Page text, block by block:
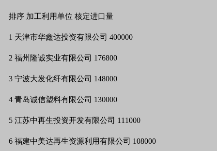
排序 加工利用单位 核定进口量
1 天津市华鑫达投资有限公司 400000
2 福州隆诚实业有限公司 176800
3 宁波大发化纤有限公司 148000
4 青岛诚信塑料有限公司 130000
5 江苏中再生投资开发有限公司 111000
6 福建中美达再生资源利用有限公司 108000